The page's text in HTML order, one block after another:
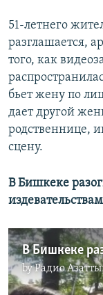
51-летнего
разглашается,
того, как
бьет жену по
дает другой
родственнице,
сцену.
В Бишкеке
byРадио